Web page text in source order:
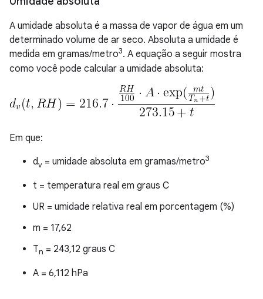
A umidade absoluta é a massa de vapor de água em um
determinado volume de ar seco. Absoluta a umidade é
medida em gramas/metro3. A equação a seguir mostra
como você pode calcular a umidade absoluta:
Em que:
dv = umidade absoluta em gramas/metro3
t = temperatura real em graus C
UR = umidade relativa real em porcentagem (%)
m = 17,62
Tn = 243,12 graus C
A = 6,112 hPa